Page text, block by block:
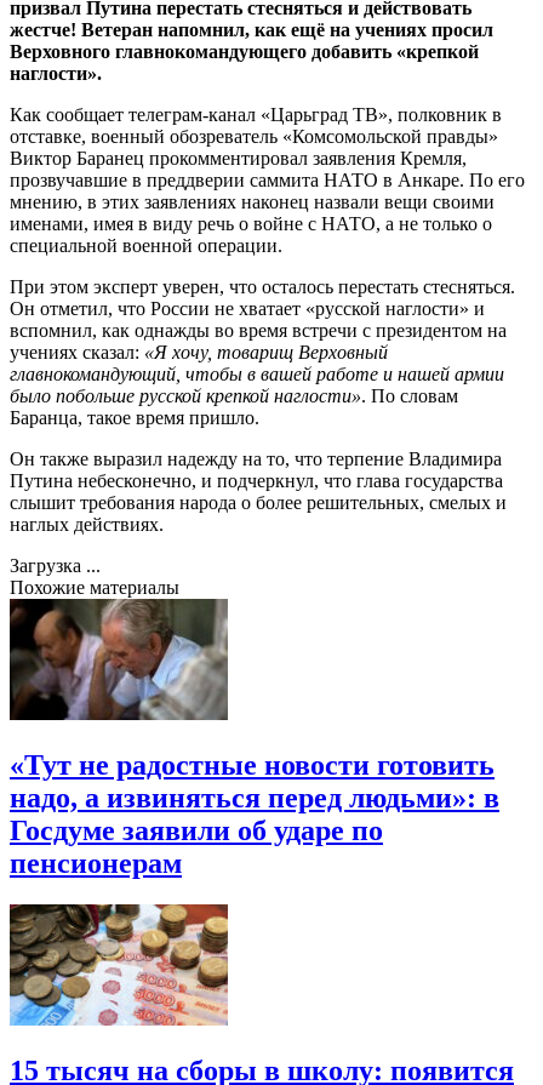
призвал Путина перестать стесняться и действовать
жестче! Ветеран напомнил, как ещё на учениях просил
Верховного главнокомандующего добавить «крепкой
наглости».
Как сообщает телеграм-канал «Царьград ТВ», полковник в
отставке, военный обозреватель «Комсомольской правды»
Виктор Баранец прокомментировал заявления Кремля,
прозвучавшие в преддверии саммита НАТО в Анкаре. По его
мнению, в этих заявлениях наконец назвали вещи своими
именами, имея в виду речь о войне с НАТО, а не только о
специальной военной операции.
При этом эксперт уверен, что осталось перестать стесняться.
Он отметил, что России не хватает «русской наглости» и
вспомнил, как однажды во время встречи с президентом на
учениях сказал: «Я хочу, товарищ Верховный
главнокомандующий, чтобы в вашей работе и нашей армии
было побольше русской крепкой наглости». По словам
Баранца, такое время пришло.
Он также выразил надежду на то, что терпение Владимира
Путина небесконечно, и подчеркнул, что глава государства
слышит требования народа о более решительных, смелых и
наглых действиях.
Загрузка ...
Похожие материалы
«Тут не радостные новости готовить
надо, а извиняться перед людьми»: в
Госдуме заявили об ударе по
пенсионерам
15 тысяч на сборы в школу: появится